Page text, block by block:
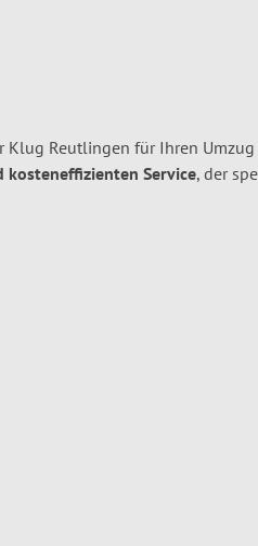
Klug Reutlingen für Ihren
kosteneffizienten Service, der